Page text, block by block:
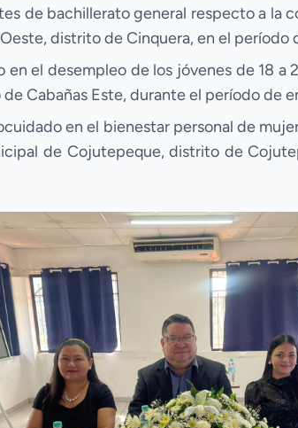
de bachillerato general respecto a la
distrito de Cinquera, en el período
el desempleo de los jóvenes de 18 a
Cabañas Este, durante el período de
en el bienestar personal de
de Cojutepeque, distrito de